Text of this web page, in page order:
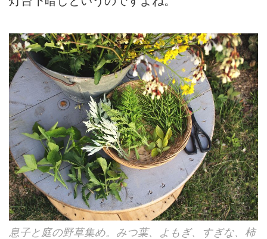
息子と庭の野草集め。みつ葉、よもぎ、すぎな、柿